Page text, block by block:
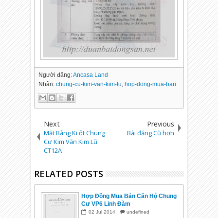
Người đăng:Ancasa Land
Nhãn:chung-cu-kim-van-kim-lu ,hop-dong-mua-ban
Next
Mặt Bằng Ki ốt Chung
Cư Kim Văn Kim Lũ
CT12A
Previous
Bài đăng Cũ hơn
RELATED POSTS
Hợp Đồng Mua Bán Căn Hộ Chung
Cư VP6 Linh Đàm
02 Jul 2014 undefined